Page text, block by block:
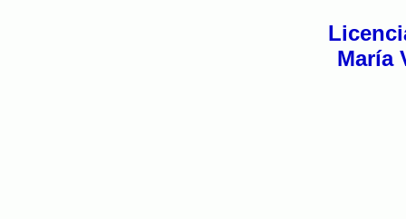
María